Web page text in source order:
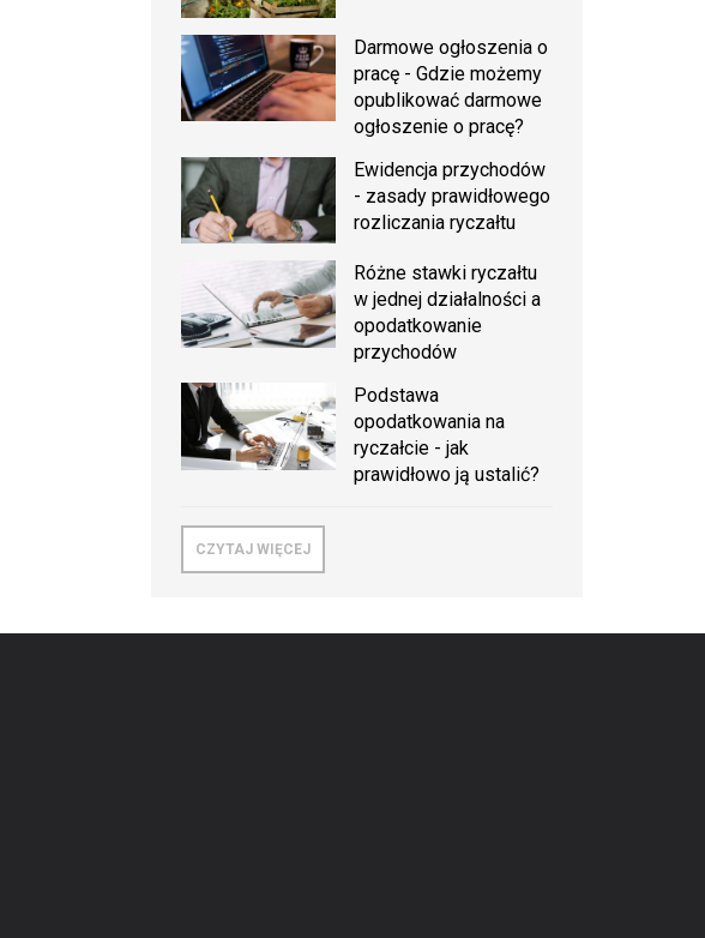
Darmowe ogłoszenia o
pracę - Gdzie możemy
opublikować darmowe
ogłoszenie o pracę?
Ewidencja przychodów
- zasady prawidłowego
rozliczania ryczałtu
Różne stawki ryczałtu
w jednej działalności a
opodatkowanie
przychodów
Podstawa
opodatkowania na
ryczałcie - jak
prawidłowo ją ustalić?
CZYTAJ WIĘCEJ